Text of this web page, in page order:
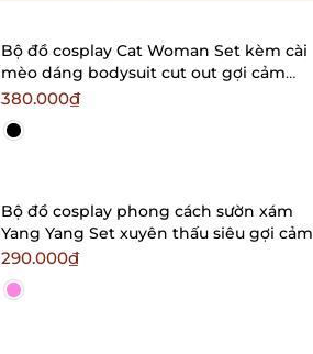
Bộ đồ cosplay Cat Woman Set kèm cài
mèo dáng bodysuit cut out gợi cảm
Bralettehousevn
380.000₫
Bộ đồ cosplay phong cách sườn xám
Yang Yang Set xuyên thấu siêu gợi cảm
Bralettehousevn
290.000₫